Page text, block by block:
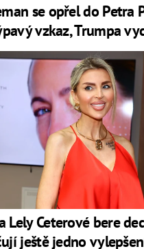
se opřel do Petra
vzkaz, Trumpa
Lely Ceterové bere
ještě jedno